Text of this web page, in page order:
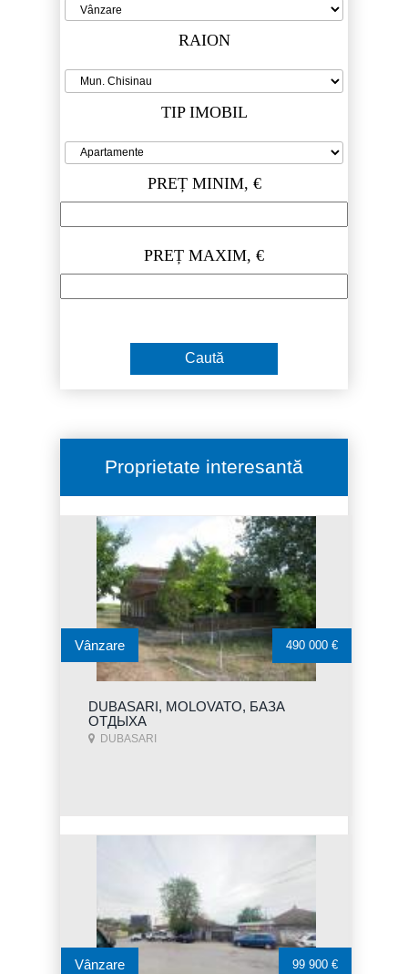
RAION
TIP IMOBIL
PREȚ MINIM, €
PREȚ MAXIM, €
Proprietate interesantă
DUBASARI, MOLOVATO, БАЗА
ОТДЫХА
DUBASARI
Vânzare 490 000 €
Vânzare 99 900 €